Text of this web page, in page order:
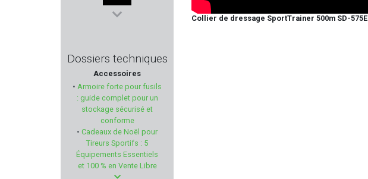
REVOTAC
HAGOPUR
SA SPORT ATTITUDE
ULFHEDNAR
BIRCHWOOD-CASEY
Dossiers techniques
Accessoires
• Armoire forte pour fusils
: guide complet pour un
stockage sécurisé et
conforme
• Cadeaux de Noël pour
Tireurs Sportifs : 5
Équipements Essentiels
et 100 % en Vente Libre
Collier de dressage SportTrainer 500m SD-575E